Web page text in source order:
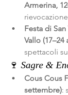
Armerina,
Festa di
Vallo (17–24
spettacoli
🍷 Sagre &
Cous Cous
settembre):